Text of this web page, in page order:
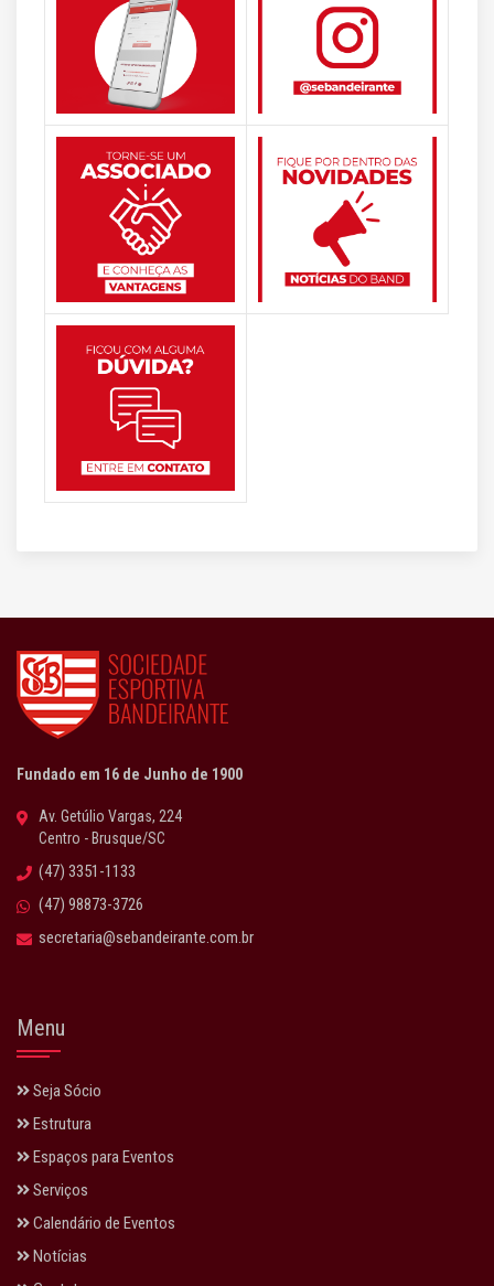
Fundado em 16 de Junho de 1900
Av. Getúlio Vargas, 224
Centro - Brusque/SC
(47) 3351-1133
(47) 98873-3726
secretaria@sebandeirante.com.br
Menu
Seja Sócio
Estrutura
Espaços para Eventos
Serviços
Calendário de Eventos
Notícias